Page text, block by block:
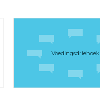
Voedingsdriehoek